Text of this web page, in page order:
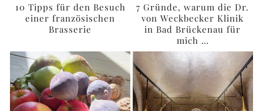
10 Tipps für den Besuch
einer französischen
Brasserie
7 Gründe, warum die Dr.
von Weckbecker Klinik
in Bad Brückenau für
mich …